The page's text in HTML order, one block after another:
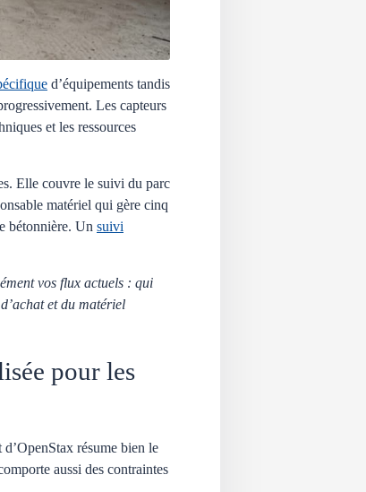
d’équipements tandis
Les capteurs
et les ressources
Elle couvre le suivi du parc
matériel qui gère cinq
bétonnière. Un suivi
vos flux actuels : qui
et du matériel
pour les
résume bien le
aussi des contraintes